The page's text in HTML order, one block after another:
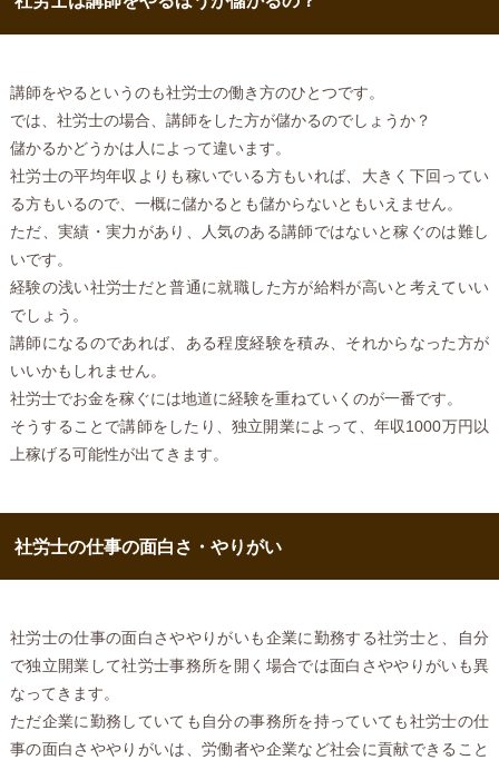
講師をやるというのも社労士の働き方のひとつです。
では、社労士の場合、講師をした方が儲かるのでしょうか？
儲かるかどうかは人によって違います。
社労士の平均年収よりも稼いでいる方もいれば、大きく下回ってい
る方もいるので、一概に儲かるとも儲からないともいえません。
ただ、実績・実力があり、人気のある講師ではないと稼ぐのは難し
いです。
経験の浅い社労士だと普通に就職した方が給料が高いと考えていい
でしょう。
講師になるのであれば、ある程度経験を積み、それからなった方が
いいかもしれません。
社労士でお金を稼ぐには地道に経験を重ねていくのが一番です。
そうすることで講師をしたり、独立開業によって、年収1000万円以
上稼げる可能性が出てきます。
社労士の仕事の面白さ・やりがい
社労士の仕事の面白さややりがいも企業に勤務する社労士と、自分
で独立開業して社労士事務所を開く場合では面白さややりがいも異
なってきます。
ただ企業に勤務していても自分の事務所を持っていても社労士の仕
事の面白さややりがいは、労働者や企業など社会に貢献できること